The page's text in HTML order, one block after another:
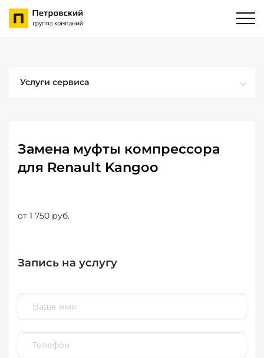
Услуги сервиса
Замена муфты компрессора
для Renault Kangoo
от 1 750 руб.
Запись на услугу